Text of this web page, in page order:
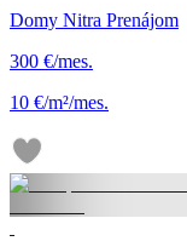
Domy Nitra Prenájom
300 €/mes.
10 €/m²/mes.